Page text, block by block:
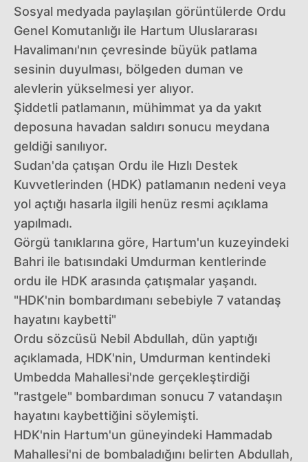
Sosyal medyada paylaşılan görüntülerde Ordu
Genel Komutanlığı ile Hartum Uluslararası
Havalimanı'nın çevresinde büyük patlama
sesinin duyulması, bölgeden duman ve
alevlerin yükselmesi yer alıyor.
Şiddetli patlamanın, mühimmat ya da yakıt
deposuna havadan saldırı sonucu meydana
geldiği sanılıyor.
Sudan'da çatışan Ordu ile Hızlı Destek
Kuvvetlerinden (HDK) patlamanın nedeni veya
yol açtığı hasarla ilgili henüz resmi açıklama
yapılmadı.
Görgü tanıklarına göre, Hartum'un kuzeyindeki
Bahri ile batısındaki Umdurman kentlerinde
ordu ile HDK arasında çatışmalar yaşandı.
"HDK'nin bombardımanı sebebiyle 7 vatandaş
hayatını kaybetti"
Ordu sözcüsü Nebil Abdullah, dün yaptığı
açıklamada, HDK'nin, Umdurman kentindeki
Umbedda Mahallesi'nde gerçekleştirdiği
"rastgele" bombardıman sonucu 7 vatandaşın
hayatını kaybettiğini söylemişti.
HDK'nin Hartum'un güneyindeki Hammadab
Mahallesi'ni de bombaladığını belirten Abdullah,